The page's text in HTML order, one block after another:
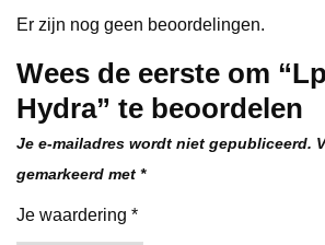
Er zijn nog geen beoordelingen.
Wees de eerste om
Hydra” te beoordelen
Je e-mailadres wordt niet gepubliceerd.
gemarkeerd met *
Je waardering *